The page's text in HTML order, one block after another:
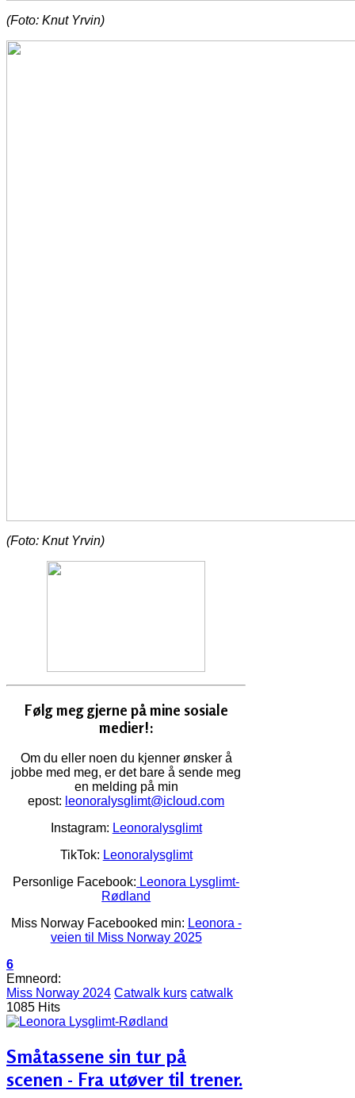
(Foto: Knut Yrvin)
(Foto: Knut Yrvin)
Følg meg gjerne på mine sosiale
medier!:
Om du eller noen du kjenner ønsker å
jobbe med meg, er det bare å sende meg
en melding på min
epost: leonoralysglimt@icloud.com
Instagram: Leonoralysglimt
TikTok: Leonoralysglimt
Personlige Facebook: Leonora Lysglimt-
Rødland
Miss Norway Facebooked min: Leonora -
veien til Miss Norway 2025
6
Emneord:
Miss Norway 2024 Catwalk kurs catwalk
1085 Hits
Småtassene sin tur på
scenen - Fra utøver til trener.